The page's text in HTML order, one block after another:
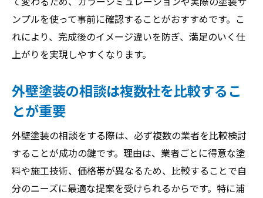
ンプルを使って事前に確認することがおすすめです。こ
れにより、完成後のイメージ違いを防ぎ、満足のいく仕
上がりを実現しやすくなります。
外壁塗装の相談は複数社を比較するこ
とが重要
外壁塗装の相談をする際は、必ず複数の業者を比較検討
することが成功の鍵です。理由は、業者ごとに得意な塗
料や施工技術、価格帯が異なるため、比較することで自
分のニーズに最適な提案を受けられるからです。特に浦